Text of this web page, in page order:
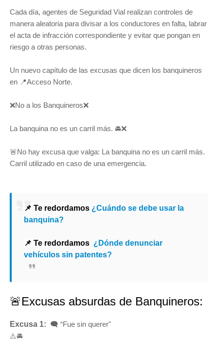
Cada día, agentes de Seguridad Vial realizan controles de
manera aleatoria para divisar a los conductores en falta, labrar
el acta de infracción correspondiente y evitar que pongan en
riesgo a otras personas.
Un nuevo capítulo de las excusas que dicen los banquineros
en 📍Acceso Norte.
❌No a los Banquineros❌
La banquina no es un carril más. 🚘❌
🚨No hay excusa que valga: La banquina no es un carril más.
Carril utilizado en caso de una emergencia.
📌 Te redordamos ¿Cuándo se debe usar la
banquina?
📌 Te redordamos ¿Dónde denunciar
vehículos sin patentes?
🚨Excusas absurdas de Banquineros:
Excusa 1: 🗨️ “Fue sin querer"
⚠️🚘